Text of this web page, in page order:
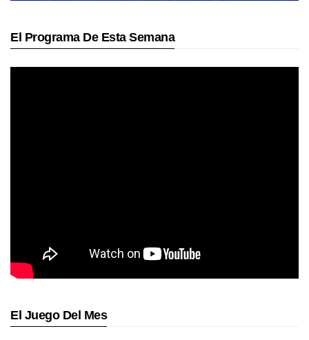
El Programa De Esta Semana
El Juego Del Mes